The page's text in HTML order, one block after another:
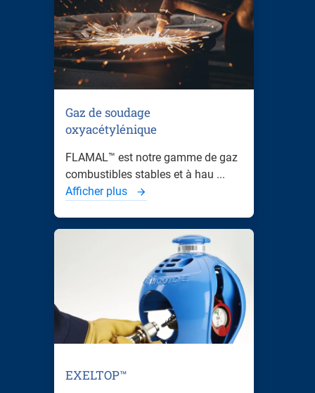
Gaz de soudage
oxyacétylénique
FLAMAL™ est notre gamme de gaz
combustibles stables et à hau ...
Afficher plus
EXELTOP™